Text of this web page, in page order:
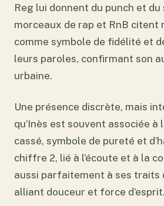
Reg lui donnent du punch et
morceaux de rap et RnB citent
comme symbole de fidélité et
leurs paroles, confirmant son
urbaine.
Une présence discrète, mais
qu’Inès est souvent associée à
cassé, symbole de pureté et
chiffre 2, lié à l’écoute et à la
aussi parfaitement à ses traits
alliant douceur et force d’esprit.